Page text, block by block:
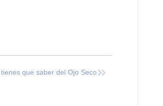
que saber del Ojo Seco